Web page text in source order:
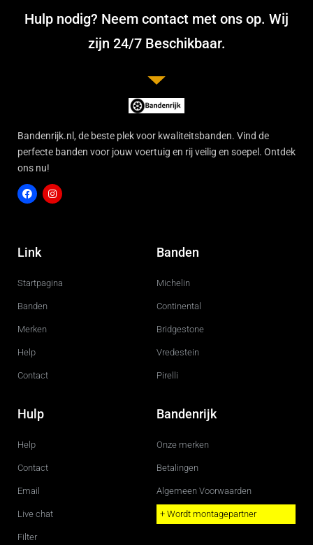
Hulp nodig? Neem contact met ons op. Wij
zijn 24/7 Beschikbaar.
Bandenrijk.nl, de beste plek voor kwaliteitsbanden. Vind de
perfecte banden voor jouw voertuig en rij veilig en soepel. Ontdek
ons nu!
c
e
o
g
r
Link
Startpagina
Banden
Merken
Help
Contact
Banden
Michelin
Continental
Bridgestone
Vredestein
Pirelli
Hulp
Help
Contact
Email
Live chat
Filter
Bandenrijk
Onze merken
Betalingen
Algemeen Voorwaarden
+ Wordt montagepartner